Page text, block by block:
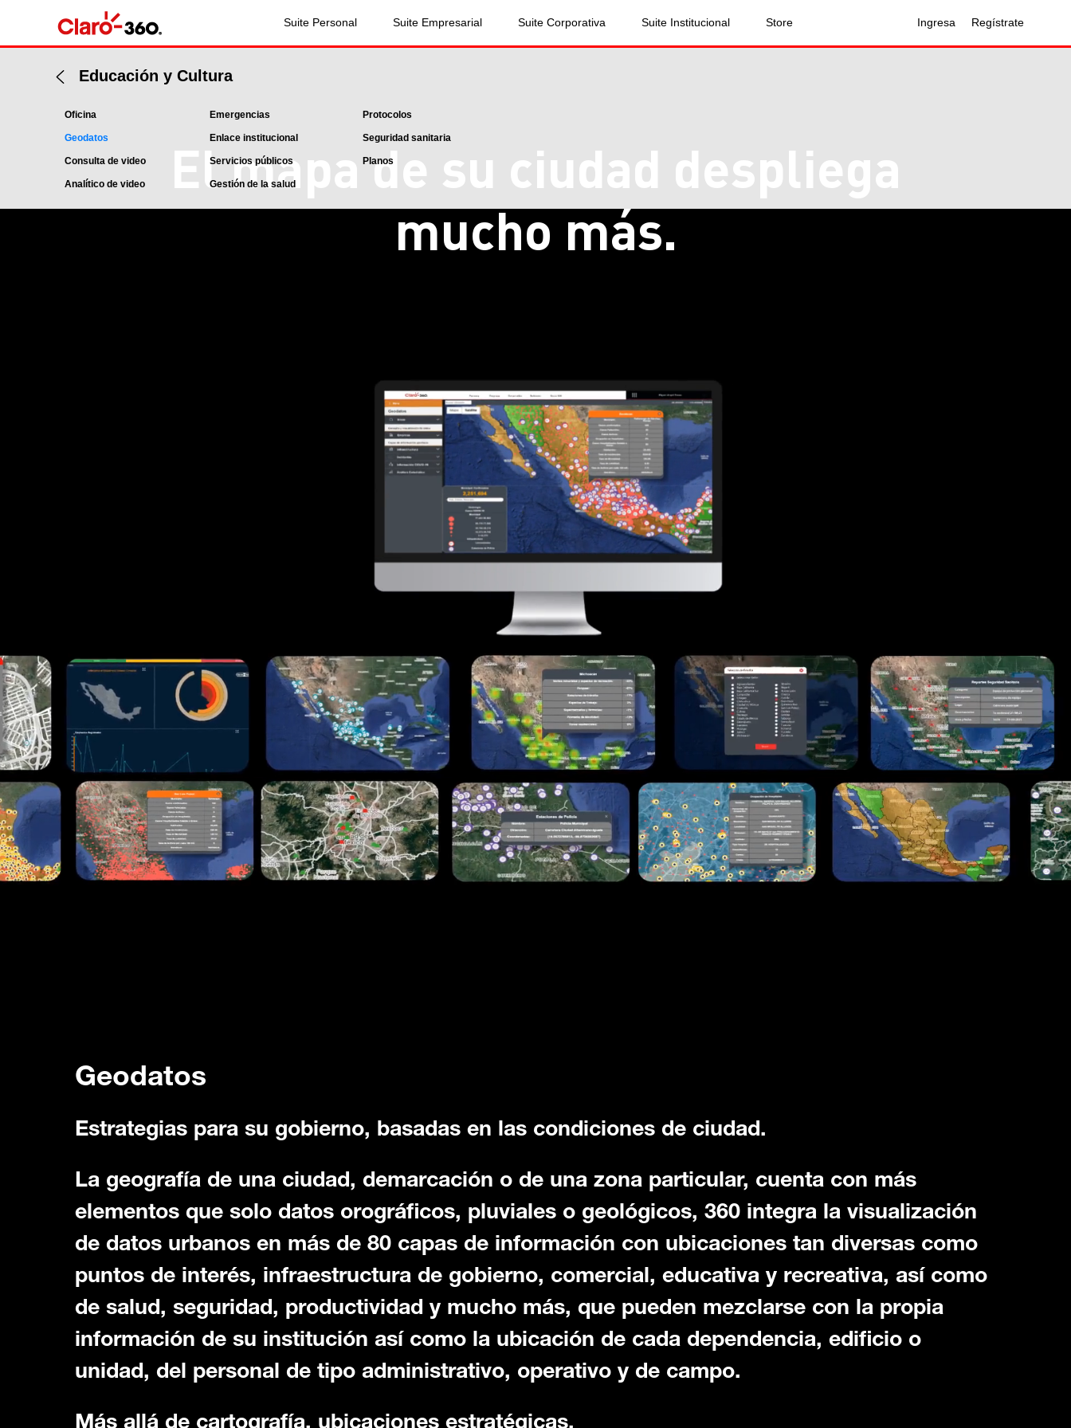
Suite Personal Suite Empresarial Suite Corporativa Suite Institucional Store Ingresa Regístrate
Educación y Cultura
Oficina
Geodatos
Consulta de video
Analítico de video
Emergencias
Enlace institucional
Servicios públicos
Gestión de la salud
Protocolos
Seguridad sanitaria
Planos
El mapa de su ciudad despliega
mucho más.
Geodatos
Estrategias para su gobierno, basadas en las condiciones de ciudad.
La geografía de una ciudad, demarcación o de una zona particular, cuenta con más
elementos que solo datos orográficos, pluviales o geológicos, 360 integra la visualización
de datos urbanos en más de 80 capas de información con ubicaciones tan diversas como
puntos de interés, infraestructura de gobierno, comercial, educativa y recreativa, así como
de salud, seguridad, productividad y mucho más, que pueden mezclarse con la propia
información de su institución así como la ubicación de cada dependencia, edificio o
unidad, del personal de tipo administrativo, operativo y de campo.